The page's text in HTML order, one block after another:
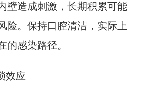
壁造成刺激，长期积累可能
险。保持口腔清洁，实际上
的感染路径。
效应